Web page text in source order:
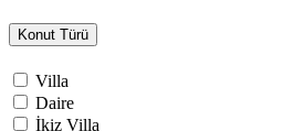
Konut Türü
Villa
Daire
İkiz Villa